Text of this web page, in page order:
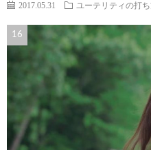
2017.05.31 ユーテリティの打